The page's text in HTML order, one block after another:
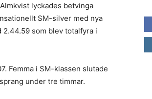
lyckades betvinga
SM-silver med nya
som blev totalfyra i
Femma i SM-klassen slutade
under tre timmar.